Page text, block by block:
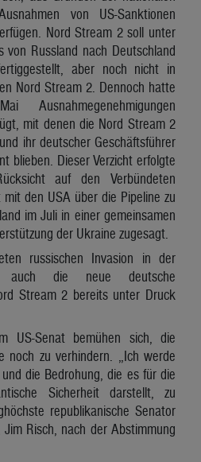
von US-Sanktionen
Nord Stream 2 soll unter
von Russland nach Deutschland
aber noch nicht in
Nord Stream 2. Dennoch hatte
mit denen die Nord Stream 2
ihr deutscher Geschäftsführer
blieben. Dieser Verzicht erfolgte
auf den Verbündeten
den USA über die Pipeline zu
im Juli in einer gemeinsamen
der Ukraine zugesagt.
russischen Invasion in der
auch die neue deutsche
Stream 2 bereits unter Druck
US-Senat bemühen sich, die
noch zu verhindern. „Ich werde
die Bedrohung, die es für die
Sicherheit darstellt, zu
republikanische Senator
Risch, nach der Abstimmung